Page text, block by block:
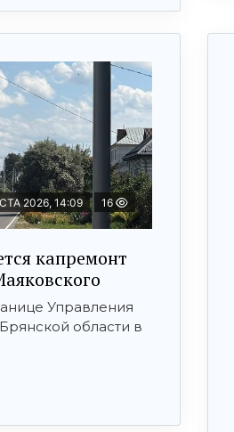
2026, 14:09 16
капремонт
Управления
области в